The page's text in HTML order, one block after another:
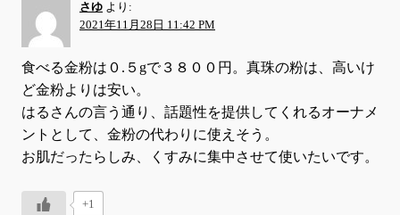
さゆ より:
2021年11月28日 11:42 PM
食べる金粉は０.５gで３８００円。真珠の粉は、高いけ
ど金粉よりは安い。
はるさんの言う通り、話題性を提供してくれるオーナメ
ントとして、金粉の代わりに使えそう。
お肌だったらしみ、くすみに集中させて使いたいです。
+1